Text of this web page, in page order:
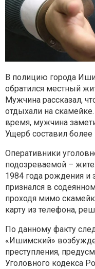
В полицию города
обратился местный
Мужчина рассказал,
отдыхали на
время, мужчина
Ущерб составил более
Оперативники
подозреваемой –
1984 года рождения и
признался в
проходя мимо
карту из телефона,
По данному факту
«Ишимский»
преступления,
Уголовного кодекса